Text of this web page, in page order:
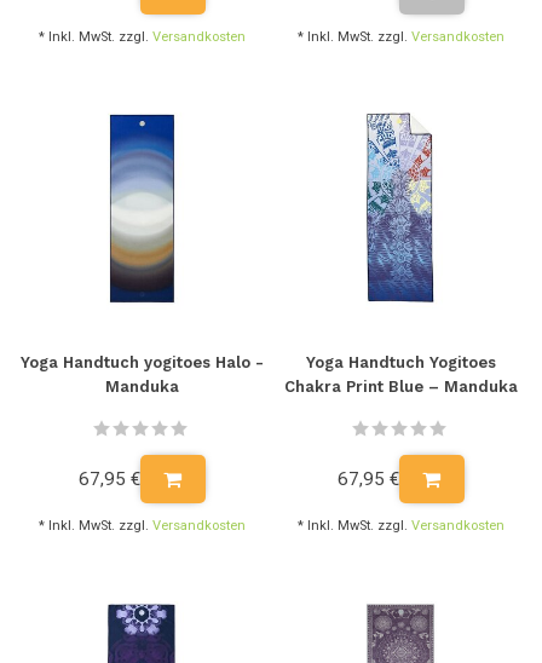
* Inkl. MwSt. zzgl. Versandkosten * Inkl. MwSt. zzgl. Versandkosten
Yoga Handtuch yogitoes Halo -
Manduka
67,95 €
* Inkl. MwSt. zzgl. Versandkosten
Yoga Handtuch Yogitoes
Chakra Print Blue – Manduka
67,95 €
* Inkl. MwSt. zzgl. Versandkosten